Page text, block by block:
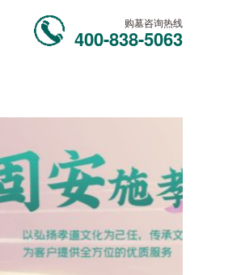
购墓咨询热线
400-838-5063